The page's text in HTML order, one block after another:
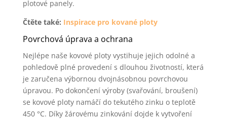
plotové panely.
Čtěte také: Inspirace pro kované ploty
Povrchová úprava a ochrana
Nejlépe naše kovové ploty vystihuje jejich odolné a
pohledově plné provedení s dlouhou životností, která
je zaručena výbornou dvojnásobnou povrchovou
úpravou. Po dokončení výroby (svařování, broušení)
se kovové ploty namáčí do tekutého zinku o teplotě
450 °C. Díky žárovému zinkování dojde k vytvoření